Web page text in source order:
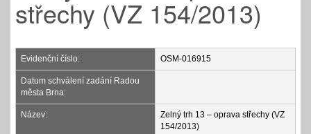
střechy (VZ 154/2013)
Evidenční číslo: OSM-016915
Datum schválení zadání Radou
města Brna:
Název:
Zelný trh 13 – oprava střechy (VZ
154/2013)